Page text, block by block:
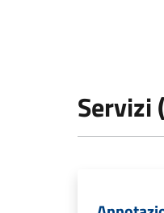
Servizi